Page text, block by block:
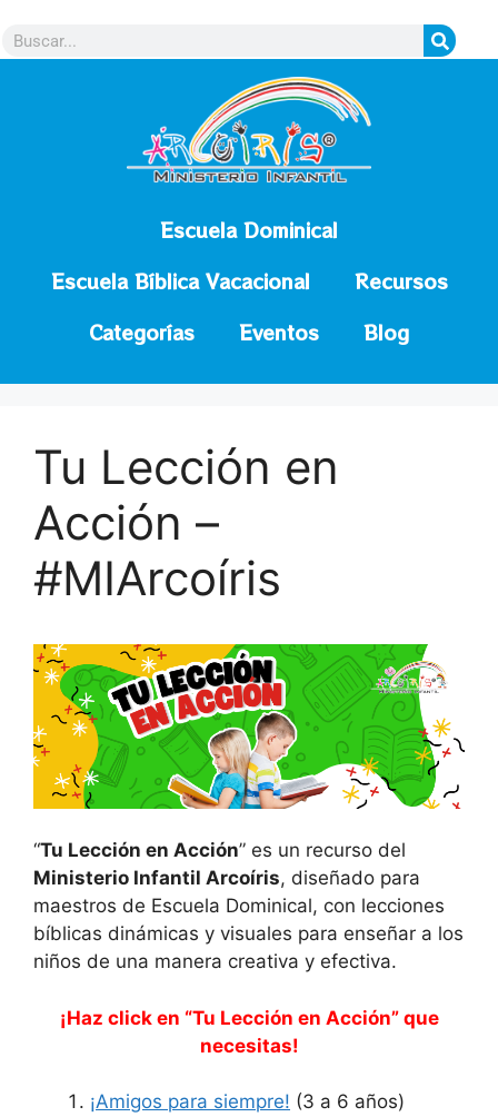
Escuela Dominical
Escuela Bíblica Vacacional
Recursos
Categorías
Eventos Blog
Tu Lección en
Acción –
#MIArcoíris
“Tu Lección en Acción” es un recurso del
Ministerio Infantil Arcoíris, diseñado para
maestros de Escuela Dominical, con lecciones
bíblicas dinámicas y visuales para enseñar a los
niños de una manera creativa y efectiva.
¡Haz click en “Tu Lección en Acción” que
necesitas!
¡Amigos para siempre! (3 a 6 años)